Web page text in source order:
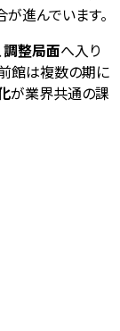
進んでいます。
調整局面へ入り
館は複数の期に
が業界共通の課